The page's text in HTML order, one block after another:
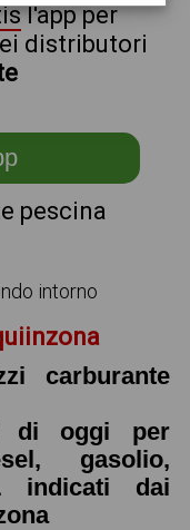
l'app per
distributori
pescina
intorno
carburante
di oggi per
gasolio,
indicati dai